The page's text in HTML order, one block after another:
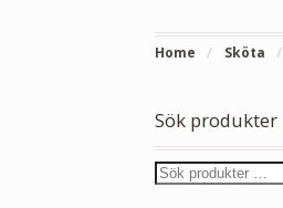
Home / Sköta /
Sök produkter